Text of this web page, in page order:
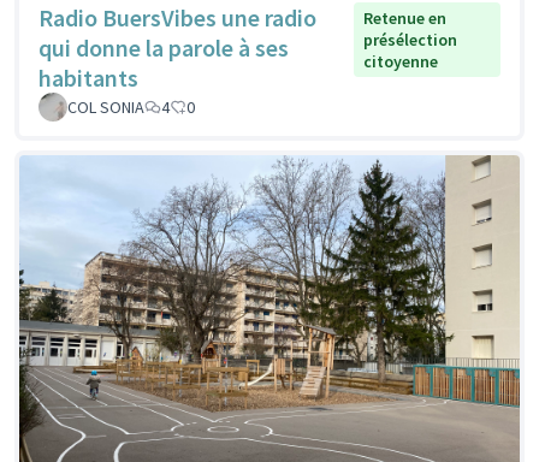
Radio BuersVibes une radio
qui donne la parole à ses
habitants
Retenue en
présélection
citoyenne
COL SONIA 4 0